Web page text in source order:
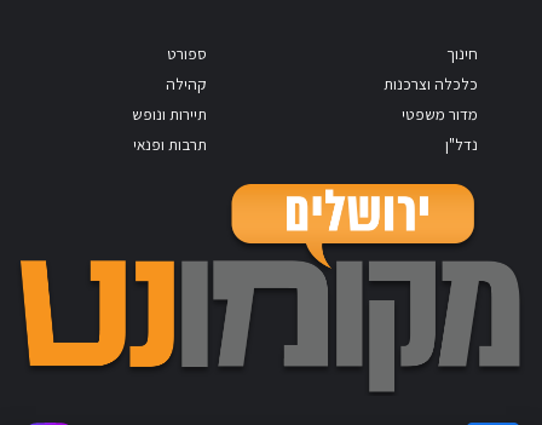
חינוך
כלכלה וצרכנות
מדור משפטי
נדל"ן
ספורט
קהילה
תיירות ונופש
תרבות ופנאי